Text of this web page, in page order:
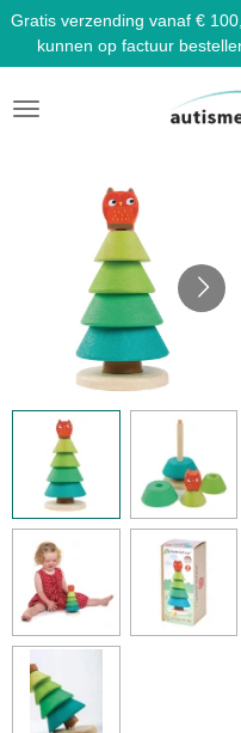
Ga
direct
naar
de
hoofdinhoud
Gratis verzending vanaf €
kunnen op factuur